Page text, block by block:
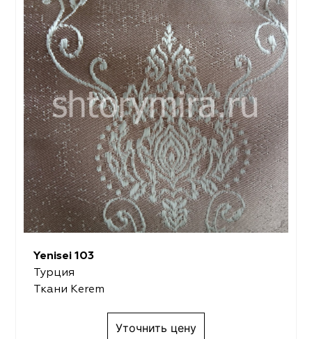
Yenisei 103
Турция
Ткани Kerem
Уточнить цену